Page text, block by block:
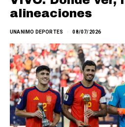
alineaciones
UNANIMO DEPORTES 08/07/2026